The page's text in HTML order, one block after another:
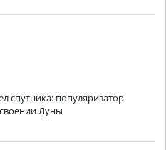
спутника: популяризатор
Луны